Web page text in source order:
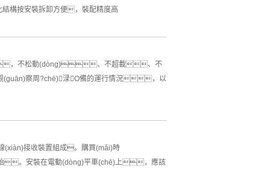
構按安裝拆卸方便，裝配精度高
，不松動(dòng)、不超載、不
察周?chē)渌O備的運行情況，以
(xiàn)接收裝置組成。購買(mǎi)時
。安裝在電動(dòng)平車(chē)上，應該